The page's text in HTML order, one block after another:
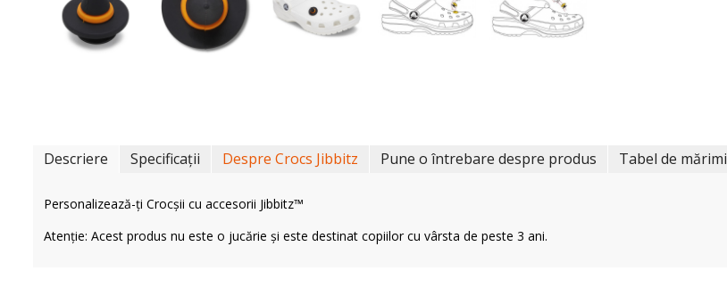
Descriere Specificații Despre Crocs Jibbitz Pune o întrebare despre produs Tabel de mărimi
Personalizează-ți Crocșii cu accesorii Jibbitz™
Atenție: Acest produs nu este o jucărie și este destinat copiilor cu vârsta de peste 3 ani.